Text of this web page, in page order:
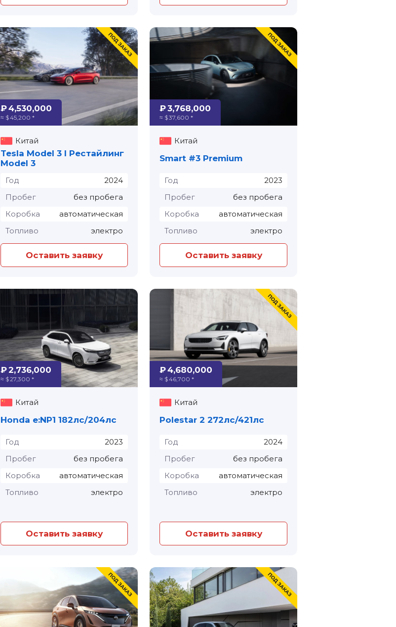
₽ 4,530,000
≈ $ 45,200 *
Китай
Tesla Model 3 I Рестайлинг
Model 3
Год
2024
Пробег
без пробега
Коробка
автоматическая
Топливо
электро
Оставить заявку
₽ 3,768,000
≈ $ 37,600 *
Китай
Smart #3 Premium
Год
2023
Пробег
без пробега
Коробка
автоматическая
Топливо
электро
Оставить заявку
₽ 2,736,000
≈ $ 27,300 *
Китай
Honda e:NP1 182лс/204лс
Год
2023
Пробег
без пробега
Коробка
автоматическая
Топливо
электро
Оставить заявку
₽ 4,680,000
≈ $ 46,700 *
Китай
Polestar 2 272лс/421лс
Год
2024
Пробег
без пробега
Коробка
автоматическая
Топливо
электро
Оставить заявку